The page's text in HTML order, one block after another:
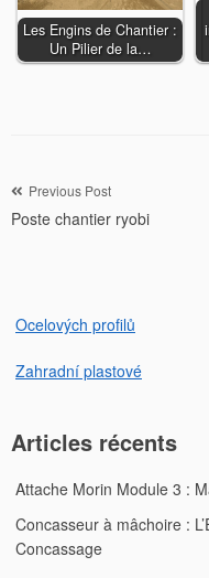
Les Engins de Chantier :
Un Pilier de la…
Navigation
de
Previous Post
Poste chantier ryobi
Ocelových profilů
Zahradní plastové
Articles récents
Attache Morin Module 3 :
Concasseur à mâchoire :
Concassage